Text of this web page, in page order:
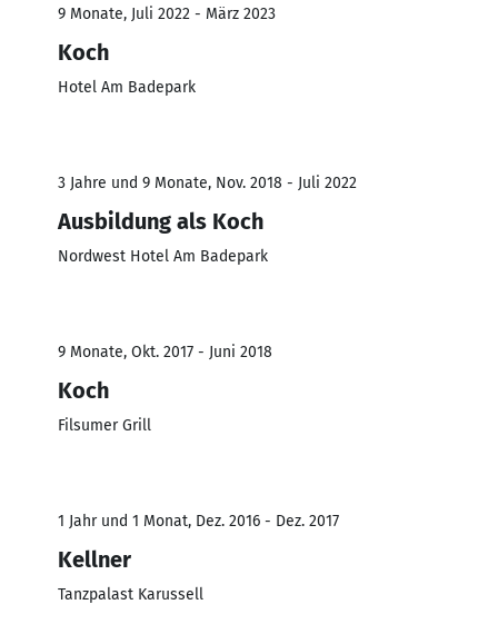
9 Monate, Juli 2022 - März 2023
Koch
Hotel Am Badepark
3 Jahre und 9 Monate, Nov. 2018 - Juli 2022
Ausbildung als Koch
Nordwest Hotel Am Badepark
9 Monate, Okt. 2017 - Juni 2018
Koch
Filsumer Grill
1 Jahr und 1 Monat, Dez. 2016 - Dez. 2017
Kellner
Tanzpalast Karussell